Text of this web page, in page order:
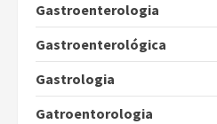
Gastroenterologia
Gastroenterológica
Gastrologia
Gatroentorologia